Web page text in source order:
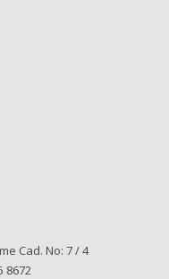
Cad. No: 7 / 4
8672